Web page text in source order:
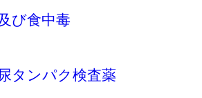
び食中毒
タンパク検査薬